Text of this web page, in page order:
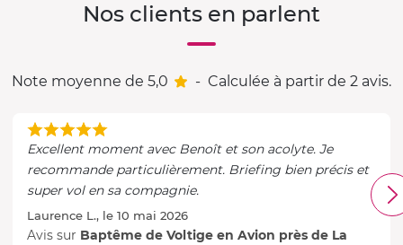
Nos clients en parlent
Note moyenne de 5,0 - Calculée à partir de 2 avis.
Excellent moment avec Benoît et son acolyte. Je
recommande particulièrement. Briefing bien précis et
super vol en sa compagnie.
Laurence L., le 10 mai 2026
Avis sur Baptême de Voltige en Avion près de La